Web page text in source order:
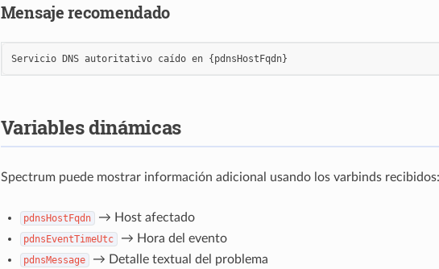
Mensaje recomendado
Servicio DNS autoritativo caído en {pdnsHostFqdn}
Variables dinámicas
Spectrum puede mostrar información adicional usando los varbinds recibidos:
pdnsHostFqdn → Host afectado
pdnsEventTimeUtc → Hora del evento
pdnsMessage → Detalle textual del problema